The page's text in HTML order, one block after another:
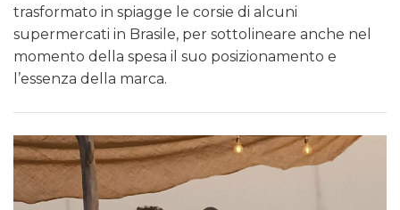
trasformato in spiagge le corsie di alcuni
supermercati in Brasile, per sottolineare anche nel
momento della spesa il suo posizionamento e
l’essenza della marca.